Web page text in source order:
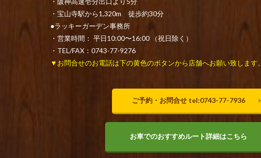
・宝山寺駅から1,320m 徒歩約30分
●ラッキーガーデン事務所
・営業時間： 平日10:00〜16:00 （祝日除く）
・TEL/FAX：0743-77-9276
▼お問合せのお電話は下の黄色のボタンから店舗へお願い致します。
ご予約・お問合せ tel:0743-77-7936
お車でのおすすめルート詳細はこちら